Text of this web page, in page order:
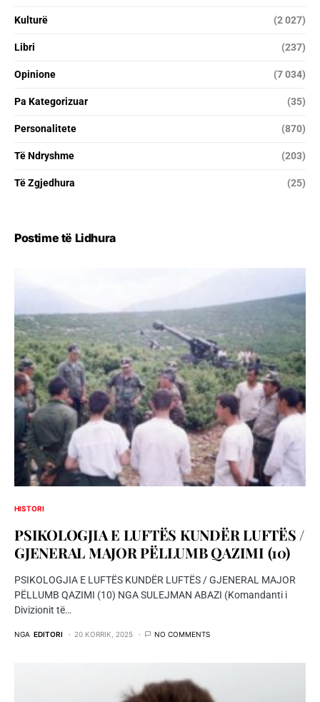
Kulturë (2 027)
Libri (237)
Opinione (7 034)
Pa Kategorizuar (35)
Personalitete (870)
Të Ndryshme (203)
Të Zgjedhura (25)
Postime të Lidhura
HISTORI
PSIKOLOGJIA E LUFTËS KUNDËR LUFTËS /
GJENERAL MAJOR PЁLLUMB QAZIMI (10)
PSIKOLOGJIA E LUFTËS KUNDËR LUFTËS / GJENERAL MAJOR
PЁLLUMB QAZIMI (10) NGA SULEJMAN ABAZI (Komandanti i
Divizionit të…
NGA EDITORI 20 KORRIK, 2025 NO COMMENTS